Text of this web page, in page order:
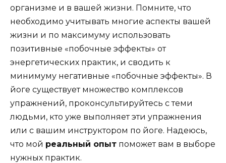
организме и в вашей жизни. Помните, что
необходимо учитывать многие аспекты вашей
жизни и по максимуму использовать
позитивные «побочные эффекты» от
энергетических практик, и сводить к
минимуму негативные «побочные эффекты». В
йоге существует множество комплексов
упражнений, проконсультируйтесь с теми
людьми, кто уже выполняет эти упражнения
или с вашим инструктором по йоге. Надеюсь,
что мой реальный опыт поможет вам в выборе
нужных практик.